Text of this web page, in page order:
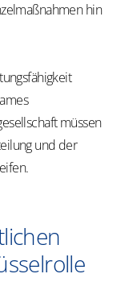
hin
müssen
und der